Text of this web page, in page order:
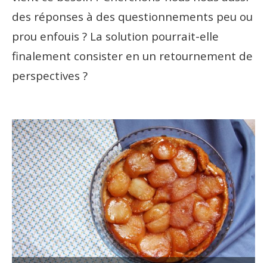
des réponses à des questionnements peu ou
prou enfouis ? La solution pourrait-elle
finalement consister en un retournement de
perspectives ?